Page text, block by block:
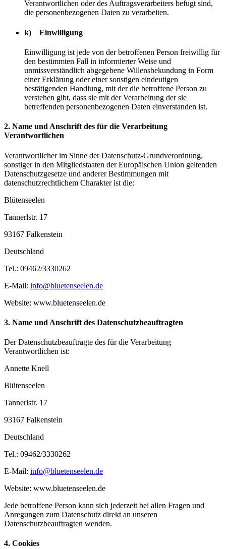
Verantwortlichen oder des Auftragsverarbeiters befugt sind,
die personenbezogenen Daten zu verarbeiten.
k) Einwilligung
Einwilligung ist jede von der betroffenen Person freiwillig für
den bestimmten Fall in informierter Weise und
unmissverständlich abgegebene Willensbekundung in Form
einer Erklärung oder einer sonstigen eindeutigen
bestätigenden Handlung, mit der die betroffene Person zu
verstehen gibt, dass sie mit der Verarbeitung der sie
betreffenden personenbezogenen Daten einverstanden ist.
2. Name und Anschrift des für die Verarbeitung
Verantwortlichen
Verantwortlicher im Sinne der Datenschutz-Grundverordnung,
sonstiger in den Mitgliedstaaten der Europäischen Union geltenden
Datenschutzgesetze und anderer Bestimmungen mit
datenschutzrechtlichem Charakter ist die:
Blütenseelen
Tannerlstr. 17
93167 Falkenstein
Deutschland
Tel.: 09462/3330262
E-Mail: info@bluetenseelen.de
Website: www.bluetenseelen.de
3. Name und Anschrift des Datenschutzbeauftragten
Der Datenschutzbeauftragte des für die Verarbeitung
Verantwortlichen ist:
Annette Knell
Blütenseelen
Tannerlstr. 17
93167 Falkenstein
Deutschland
Tel.: 09462/3330262
E-Mail: info@bluetenseelen.de
Website: www.bluetenseelen.de
Jede betroffene Person kann sich jederzeit bei allen Fragen und
Anregungen zum Datenschutz direkt an unseren
Datenschutzbeauftragten wenden.
4. Cookies